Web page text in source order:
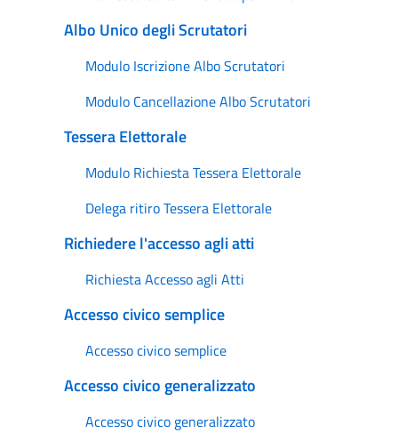
Albo Unico degli Scrutatori
Modulo Iscrizione Albo Scrutatori
Modulo Cancellazione Albo Scrutatori
Tessera Elettorale
Modulo Richiesta Tessera Elettorale
Delega ritiro Tessera Elettorale
Richiedere l'accesso agli atti
Richiesta Accesso agli Atti
Accesso civico semplice
Accesso civico semplice
Accesso civico generalizzato
Accesso civico generalizzato